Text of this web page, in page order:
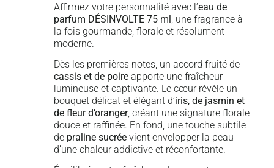
Affirmez votre personnalité avec l’eau de
parfum DÉSINVOLTE 75 ml , une fragrance à
la fois gourmande, florale et résolument
moderne.
Dès les premières notes, un accord fruité de
cassis et de poireapporte une fraîcheur
lumineuse et captivante. Le cœur révèle un
bouquet délicat et élégant d’iris, de jasmin et
de fleur d’oranger, créant une signature florale
douce et raffinée. En fond, une touche subtile
de praline sucréevient envelopper la peau
d’une chaleur addictive et réconfortante.